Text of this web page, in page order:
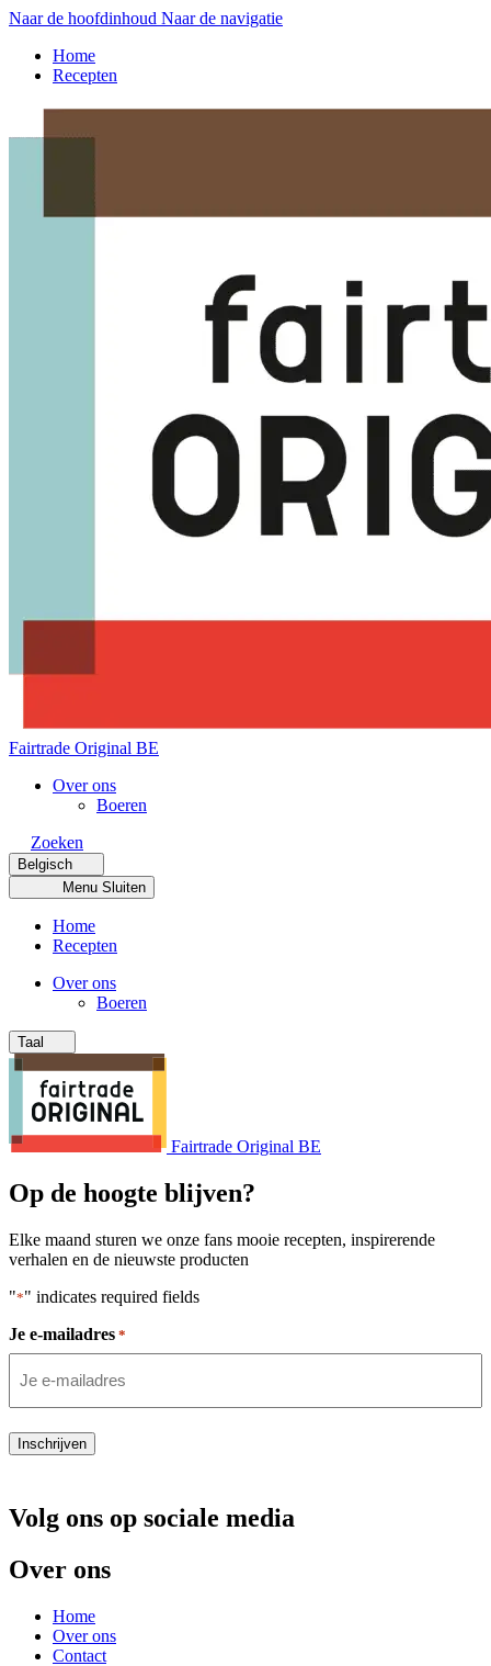
Naar de hoofdinhoud Naar de navigatie
Home
Recepten
Fairtrade Original BE
Over ons
Boeren
Zoeken
Belgisch
Menu Sluiten
Home
Recepten
Over ons
Boeren
Taal
Fairtrade Original BE
Op de hoogte blijven?
Elke maand sturen we onze fans mooie recepten, inspirerende
verhalen en de nieuwste producten
"*" indicates required fields
Je e-mailadres *
Inschrijven
Volg ons op sociale media
Over ons
Home
Over ons
Contact